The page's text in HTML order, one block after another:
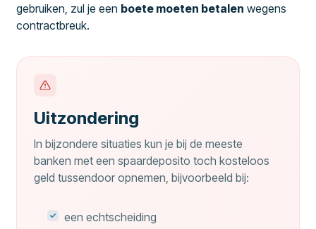
gebruiken, zul je een boete moeten betalen wegens
contractbreuk.
Uitzondering
In bijzondere situaties kun je bij de meeste
banken met een spaardeposito toch kosteloos
geld tussendoor opnemen, bijvoorbeeld bij:
een echtscheiding